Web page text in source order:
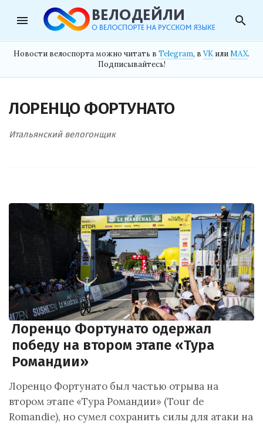
menu search
Новости велоспорта можно читать в Telegram, в VK илиMAX.
Подписывайтесь!
ЛОРЕНЦО ФОРТУНАТО
Итальянский велогонщик
Лоренцо Фортунато одержал
победу на втором этапе «Тура
Романдии»
Лоренцо Фортунато был частью отрыва на
втором этапе «Тура Романдии» (Tour de
Romandie), но сумел сохранить силы для атаки на